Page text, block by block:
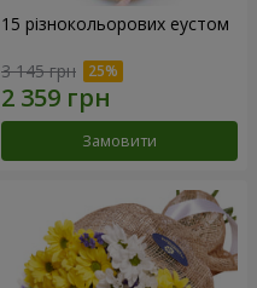
15 різнокольорових еустом
3 145 грн
Замовити